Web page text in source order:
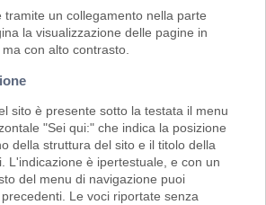
tramite un collegamento nella parte
la visualizzazione delle pagine in
con alto contrasto.
sito è presente sotto la testata il menu
"Sei qui:" che indica la posizione
della struttura del sito e il titolo della
L'indicazione è ipertestuale, e con un
del menu di navigazione puoi
Le voci riportate senza